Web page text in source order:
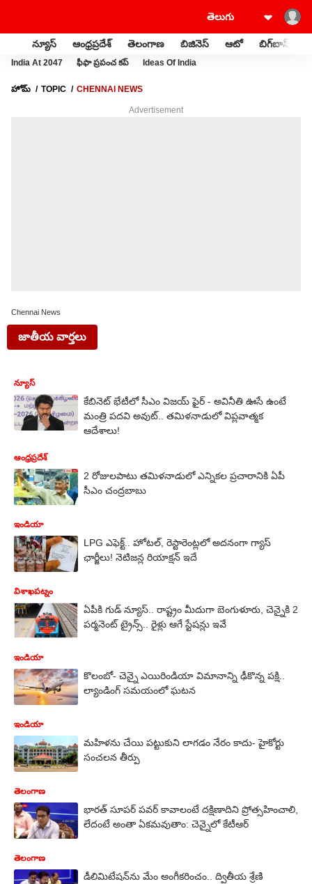
న్యూస్ ఆంధ్రప్రదేశ్ తెలంగాణ బిజినెస్ ఆటో బిగ్‌బాస్
India At 2047 ఫీఫా ప్రపంచ కప్ Ideas Of India
హోమ్ TOPIC CHENNAI NEWS
Advertisement
Chennai News
జాతీయ వార్తలు
న్యూస్
కేబినెట్ భేటీలో సీఎం విజయ్ ఫైర్ - అవినీతి ఊసే ఉంటే
మంత్రి పదవి అవుట్.. తమిళనాడులో విప్లవాత్మక
ఆదేశాలు!
ఆంధ్రప్రదేశ్
2 రోజులపాటు తమిళనాడులో ఎన్నికల ప్రచారానికి ఏపీ
సీఎం చంద్రబాబు
ఇండియా
LPG ఎఫెక్ట్.. హోటల్, రెస్టారెంట్లలో అదనంగా గ్యాస్
ఛార్జీలు! నెటిజన్ల రియాక్షన్ ఇదే
విశాఖపట్నం
ఏపీకి గుడ్ న్యూస్.. రాష్ట్రం మీదుగా బెంగుళూరు, చెన్నైకి 2
పర్మనెంట్ ట్రైన్స్.. రైళ్లు ఆగే స్టేషన్లు ఇవే
ఇండియా
కొలంబో- చెన్నై ఎయిరిండియా విమానాన్ని ఢీకొన్న పక్షి..
ల్యాండింగ్ సమయంలో ఘటన
ఇండియా
మహిళను చేయి పట్టుకుని లాగడం నేరం కాదు- హైకోర్టు
సంచలన తీర్పు
తెలంగాణ
భారత్ సూపర్ పవర్ కావాలంటే దక్షిణాదిని ప్రోత్సహించాలి,
లేదంటే అంతా ఏకమవుతాం: చెన్నైలో కేటీఆర్
తెలంగాణ
డీలిమిటేషన్‌ను మేం అంగీక‌రించం.. ద్వితీయ శ్రేణి